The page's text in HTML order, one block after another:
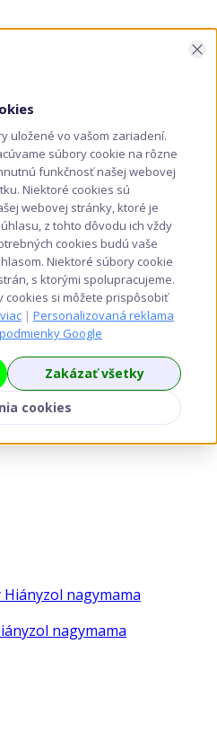
anya
nagymama
uložené vo vašom zariadení.
súbory cookie na rôzne
funkčnosť našej webovej
Niektoré cookies sú
webovej stránky, ktoré je
z tohto dôvodu ich vždy
cookies budú vaše
Niektoré súbory cookie
s ktorými spolupracujeme.
cookies si môžete prispôsobiť
| Personalizovaná reklama
Google
Zakázať všetky
cookies